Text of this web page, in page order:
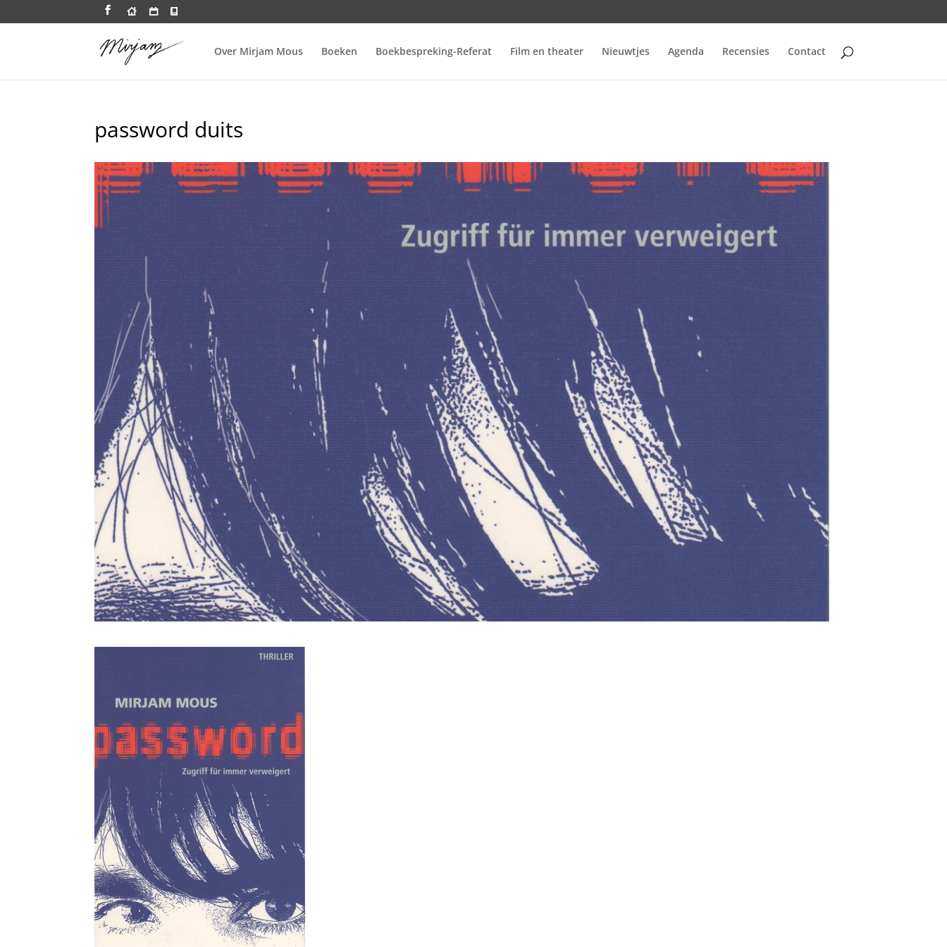
Over Mirjam Mous Boeken Boekbespreking-Referat Film en theater Nieuwtjes Agenda Recensies Contact
password duits